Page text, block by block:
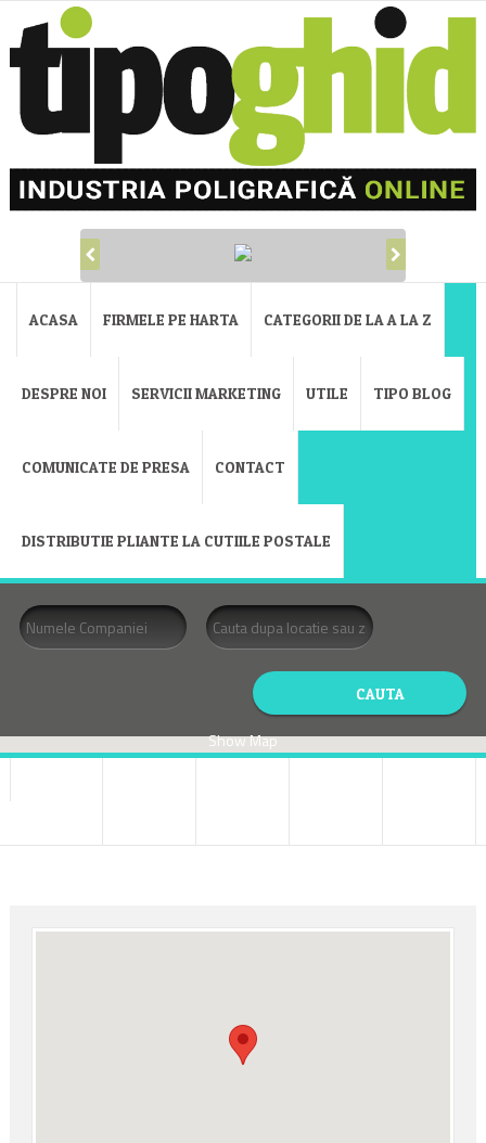
ACASA FIRMELE PE HARTA CATEGORII DE LA A LA Z
DESPRE NOI SERVICII MARKETING UTILE TIPO BLOG
COMUNICATE DE PRESA CONTACT
DISTRIBUTIE PLIANTE LA CUTIILE POSTALE
Show Map